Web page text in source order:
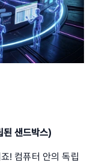
된 샌드박스)
! 컴퓨터 안의 독립